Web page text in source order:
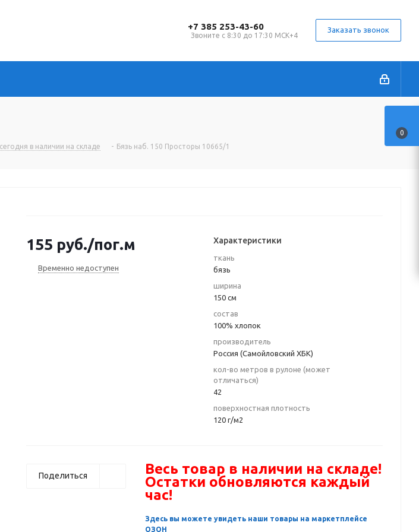
+7 385 253-43-60
Звоните с 8:30 до 17:30 МСК+4
Заказать звонок
в наличии на складе - Бязь наб. 150 Просторы 10665/1
155 руб./пог.м
Временно недоступен
Характеристики
ткань
бязь
ширина
150 см
состав
100% хлопок
производитель
Россия (Самойловский ХБК)
кол-во метров в рулоне (может
отличаться)
42
поверхностная плотность
120 г/м2
Поделиться
Весь товар в наличии на складе!
Остатки обновляются каждый
час!
Здесь вы можете увидеть наши товары на маркетплейсе
ОЗОН
0